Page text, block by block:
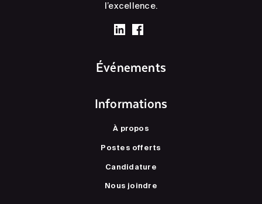
l’excellence.
Événements
Informations
À propos
Postes offerts
Candidature
Nous joindre